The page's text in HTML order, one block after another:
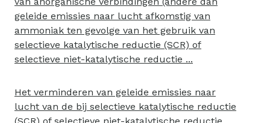
geleide emissies naar lucht afkomstig van
ammoniak ten gevolge van het gebruik van
selectieve katalytische reductie (SCR) of
selectieve niet-katalytische reductie ...
Het verminderen van geleide emissies naar
lucht van de bij selectieve katalytische reductie